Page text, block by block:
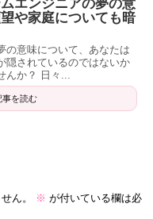
ムエンジニアの夢の意
や家庭についても暗
の意味について、あなたは
隠されているのではないか
んか？ 日々...
事を読む
ん。 ※ が付いている欄は必